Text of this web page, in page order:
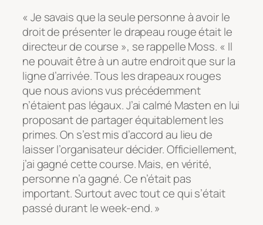
« Je savais que la seule personne à avoir le
droit de présenter le drapeau rouge était le
directeur de course », se rappelle Moss. « Il
ne pouvait être à un autre endroit que sur la
ligne d’arrivée. Tous les drapeaux rouges
que nous avions vus précédemment
n’étaient pas légaux. J’ai calmé Masten en lui
proposant de partager équitablement les
primes. On s’est mis d’accord au lieu de
laisser l’organisateur décider. Officiellement,
j’ai gagné cette course. Mais, en vérité,
personne n’a gagné. Ce n’était pas
important. Surtout avec tout ce qui s’était
passé durant le week-end. »